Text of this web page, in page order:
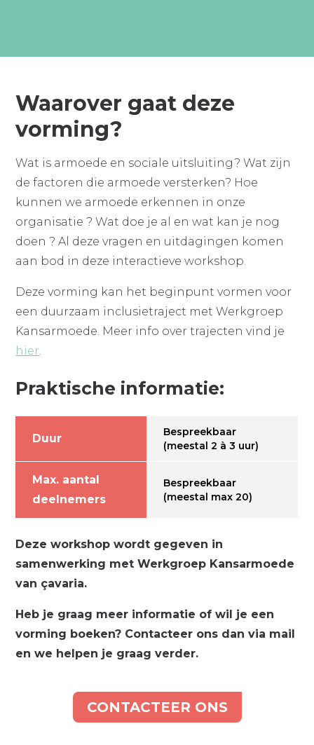
Waarover gaat deze
vorming?
Wat is armoede en sociale uitsluiting? Wat zijn
de factoren die armoede versterken? Hoe
kunnen we armoede erkennen in onze
organisatie ? Wat doe je al en wat kan je nog
doen ? Al deze vragen en uitdagingen komen
aan bod in deze interactieve workshop.
Deze vorming kan het beginpunt vormen voor
een duurzaam inclusietraject met Werkgroep
Kansarmoede. Meer info over trajecten vind je
hier.
Praktische informatie:
Duur
Bespreekbaar
(meestal 2 à 3 uur)
Max. aantal
deelnemers
Bespreekbaar
(meestal max 20)
Deze workshop wordt gegeven in
samenwerking met Werkgroep Kansarmoede
van çavaria.
Heb je graag meer informatie of wil je een
vorming boeken? Contacteer ons dan via mail
en we helpen je graag verder.
CONTACTEER ONS